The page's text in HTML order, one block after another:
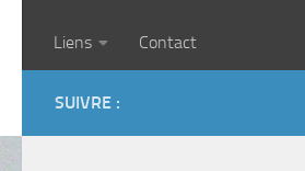
Liens Contact
SUIVRE :